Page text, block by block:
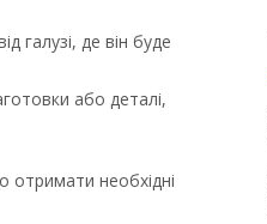
галузі, де він буде
або деталі,
необхідні